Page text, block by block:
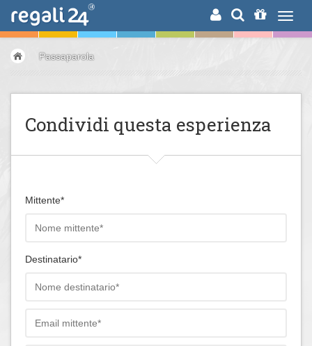
RICERCA
Passaparola
Condividi questa esperienza
Mittente*
Destinatario*